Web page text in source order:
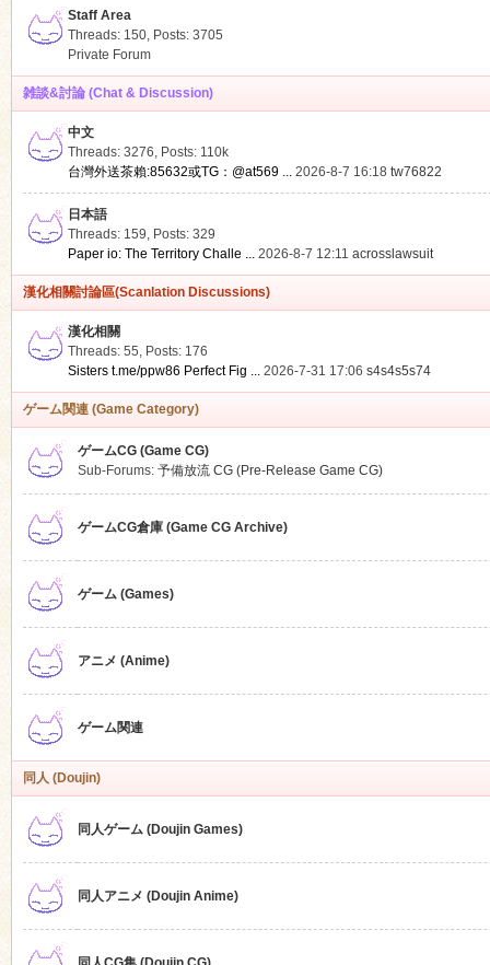
Staff Area
Threads: 150, Posts: 3705
Private Forum
雑談&討論 (Chat & Discussion)
中文
Threads: 3276, Posts: 110k
台灣外送茶賴:85632或TG：@at569 ... 2026-8-7 16:18 tw76822
日本語
Threads: 159, Posts: 329
Paper io: The Territory Challe ... 2026-8-7 12:11 acrosslawsuit
漢化相關討論區(Scanlation Discussions)
漢化相關
Threads: 55, Posts: 176
Sisters t.me/ppw86 Perfect Fig ... 2026-7-31 17:06 s4s4s5s74
ゲーム関連 (Game Category)
ゲームCG (Game CG)
Sub-Forums: 予備放流 CG (Pre-Release Game CG)
ゲームCG倉庫 (Game CG Archive)
ゲーム (Games)
アニメ (Anime)
ゲーム関連
同人 (Doujin)
同人ゲーム (Doujin Games)
同人アニメ (Doujin Anime)